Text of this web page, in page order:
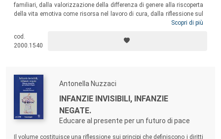
familiari, dalla valorizzazione della differenza di genere alla riscoperta
della vita emotiva come risorsa nel lavoro di cura, dalla riflessione sul
sistema di welfare all’impegno per il riconoscimento della
professoressa Vanna Iori, già ordinaria di Pedagogia dell’Università
Cattolica e ora Senatrice della Repubblica, si è occupata,
la sua stessa intelligente passione.
Scopri di più
cod.
2000.1540
Antonella Nuzzaci
INFANZIE INVISIBILI, INFANZIE
NEGATE.
Educare al presente per un futuro di pace
Il volume costituisce una riflessione sui principi che definiscono i diritti